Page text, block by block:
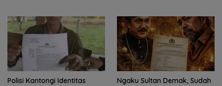
Polisi Kantongi Identitas
Ngaku Sultan Demak, Sudah